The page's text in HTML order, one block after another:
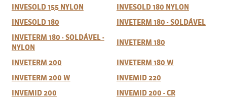
INVESOLD 155 NYLON
INVESOLD 180 NYLON
INVESOLD 180
INVETERM 180 - SOLDÁVEL
INVETERM 180 - SOLDÁVEL -
NYLON
INVETERM 180
INVETERM 200
INVETERM 180 W
INVETERM 200 W
INVEMID 220
INVEMID 200
INVEMID 200 - CR